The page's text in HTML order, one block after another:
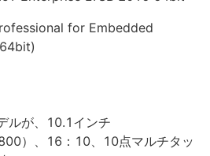
for Embedded
ルが、10.1インチ
）、16：10、10点マルチタッ